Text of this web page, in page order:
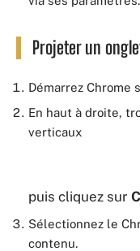
Projeter un
Démarrez Chrome
En haut à droite,
verticaux
puis cliquez sur
Sélectionnez le
contenu.